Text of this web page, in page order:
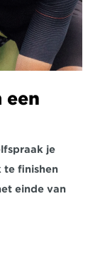
een
je
te finishen
einde van